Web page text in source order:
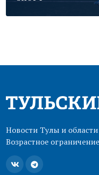
Новости Тулы и
Возрастное